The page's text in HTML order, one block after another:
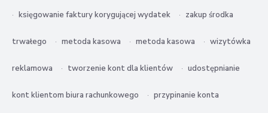
księgowanie faktury korygującej wydatek zakup środka
trwałego metoda kasowa metoda kasowa wizytówka
reklamowa tworzenie kont dla klientów udostępnianie
kont klientom biura rachunkowego przypinanie konta